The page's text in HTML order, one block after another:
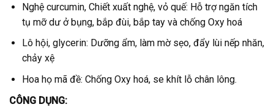
Nghệ curcumin, Chiết xuất nghệ, vỏ quế: Hỗ trợ ngăn tích
tụ mỡ dư ở bụng, bắp đùi, bắp tay và chống Oxy hoá
Lô hội, glycerin: Dưỡng ẩm, làm mờ sẹo, đẩy lùi nếp nhăn,
chảy xệ
Hoa họ mã đề: Chống Oxy hoá, se khít lỗ chân lông.
CÔNG DỤNG: